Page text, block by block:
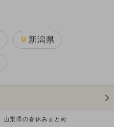
新潟県
山梨県の春休みまとめ